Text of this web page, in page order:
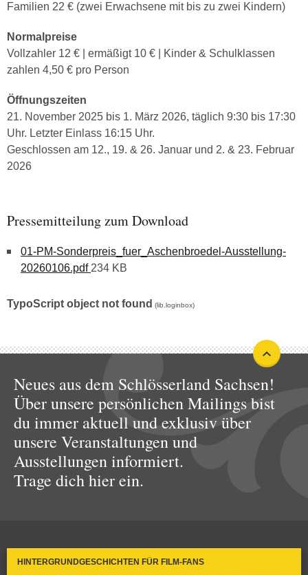
Familien 22 € (zwei Erwachsene mit bis zu zwei Kindern)
Normalpreise
Vollzahler 12 € | ermäßigt 10 € | Kinder & Schulklassen
zahlen 4,50 € pro Person
Öffnungszeiten
21. November 2025 bis 1. März 2026, täglich 9:30 bis 17:30
Uhr. Letzter Einlass 16:15 Uhr.
Geschlossen am 12., 19. & 26. Januar und 2. & 23. Februar
2026
Pressemitteilung zum Download
01-PM-Sonderpreis_fuer_Aschenbroedel-Ausstellung-
20260106.pdf 234 KB
TypoScript object not found (lib.loginbox)
Neues aus dem Schlösserland Sachsen!
Über unsere persönlichen Mailings bist
du immer aktuell und exklusiv über
unsere Veranstaltungen und
Ausstellungen informiert.
Trage dich hier ein.
HINTERGRUNDGESCHICHTEN FÜR FILM-FANS